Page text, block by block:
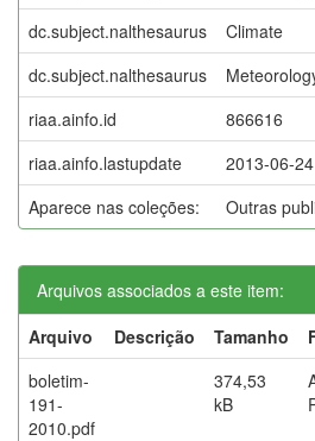
dc.subject.nalthesaurus
Climate
dc.subject.nalthesaurus
riaa.ainfo.id
866616
riaa.ainfo.lastupdate
2013-06-24
Aparece nas coleções:
Outras
Arquivos associados a este item:
Arquivo
Descrição Tamanho
boletim-
191-
2010.pdf
374,53
kB